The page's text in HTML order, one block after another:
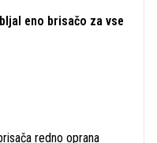
eno brisačo za vse
redno oprana